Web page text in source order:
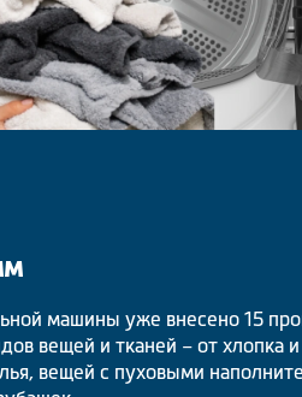
машины уже внесено 15
вещей и тканей – от хлопка
вещей с пуховыми